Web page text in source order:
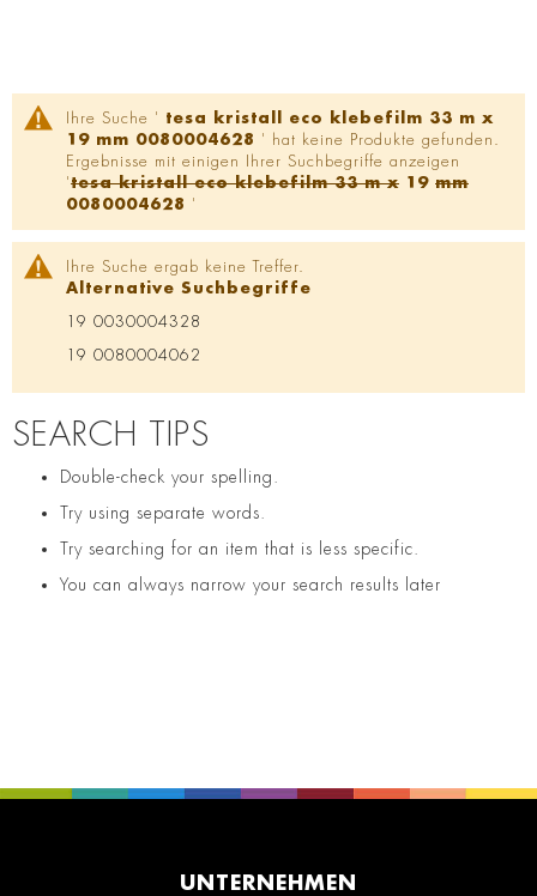
Ihre Suche ' tesa kristall eco klebefilm 33 m x
19 mm 0080004628
' hat keine Produkte gefunden.
Ergebnisse mit einigen Ihrer Suchbegriffe anzeigen
'tesa kristall eco klebefilm 33 m x 19 mm
0080004628 '
Ihre Suche ergab keine Treffer.
Alternative Suchbegriffe
19 0030004328
19 0080004062
SEARCH TIPS
Double-check your spelling.
Try using separate words.
Try searching for an item that is less specific.
You can always narrow your search results later
UNTERNEHMEN